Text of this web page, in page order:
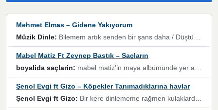
Mehmet Elmas – Gidene Yakıyorum
Müzik Dinle: Bilemem artık senden bir şans daha / Düştüğün zaman ben olmayacağım yanında” dizeleri, artık geçmişin tekrarına izin verilmeyeceğini, kişisel sınırların çizildiğini gösteriyor.
Mabel Matiz Ft Zeynep Bastık – Saçların
boyalida saçlarin: mabel matiz'in maya albümünde yer alan güzellerden. parça da şarkı hani! müzikal altyapısına vurulduğum, sözlerinde kaybolduğum bir parça olmuş.
Şenol Evgi ft Gizo – Köpekler Tanımadıklarına havlar
Şenol Evgi ft Gizo: Bir kere dinlememe rağmen kulaklardan gitmiyor sen sen sen sen kurban ol sen sen sen sen hayran ol yükses ses müzik dinleme sebebisiniz canlar bomba gibi patladınız maşallah